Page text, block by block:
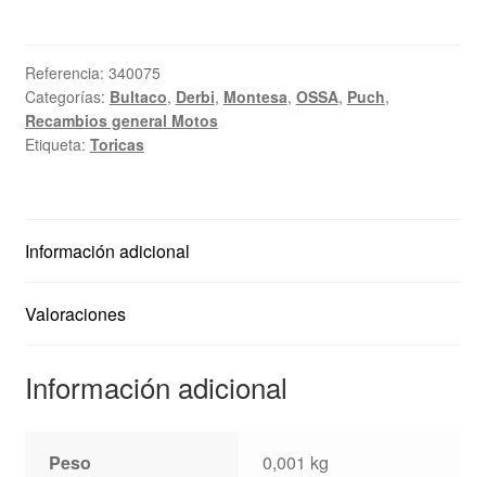
cantidad
Referencia: 340075
Categorías: Bultaco, Derbi, Montesa, OSSA, Puch,
Recambios general Motos
Etiqueta: Toricas
Información adicional
Valoraciones
Información adicional
Peso 0,001 kg